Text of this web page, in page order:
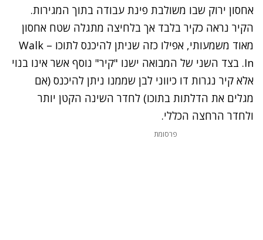
אחסון ירוק שבו משולבת פינת עבודה בתוך המגירות.
הקיר נראה כקיר בלבד אך בלחיצה מתגלה שטח אחסון
מאוד משמעותי, אפילו כזה שניתן להיכנס לתוכו – Walk
In. בצד השני של המבואה ישנו "קיר" נוסף אשר אינו בנוי
אלא קיר נגרות דו כיווני לבן שממנו ניתן להיכנס (אם
מגלים את הדלתות בתוכו) לחדר השינה הקטן יותר
ולחדר הרחצה הכללי.
פרסומת